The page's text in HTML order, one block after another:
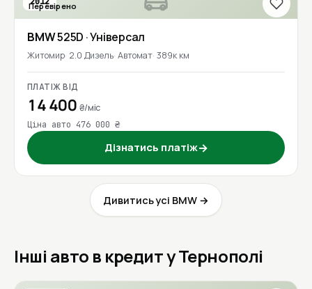
Перевірено
BMW525D · Універсал
Житомир 2.0 Дизель Автомат 389к км
ПЛАТІЖ ВІД
14 400 ₴/міс
Ціна авто 476 000 ₴
Дізнатись платіж→
Дивитись усі BMW →
Інші авто в кредит у Тернополі